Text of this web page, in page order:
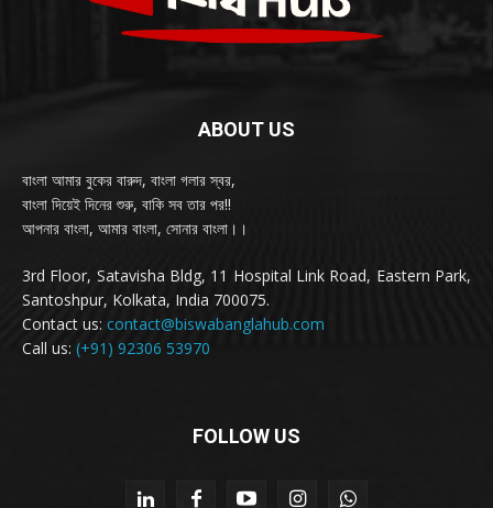
ABOUT US
বাংলা আমার বুকের বারুদ, বাংলা গলার স্বর,
বাংলা দিয়েই দিনের শুরু, বাকি সব তার পর!!
আপনার বাংলা, আমার বাংলা, সোনার বাংলা।।
3rd Floor, Satavisha Bldg, 11 Hospital Link Road, Eastern Park,
Santoshpur, Kolkata, India 700075.
Contact us: contact@biswabanglahub.com
Call us: (+91) 92306 53970
FOLLOW US